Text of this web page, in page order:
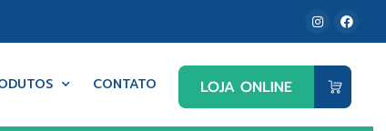
CONTATO